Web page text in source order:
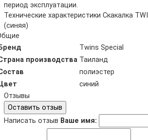
период эксплуатации.
Технические характеристики Скакалка
(синяя)
Twins Special
производства Таиланд
полиэстер
синий
Отзывы
Оставить отзыв
Написать отзыв Ваше имя: